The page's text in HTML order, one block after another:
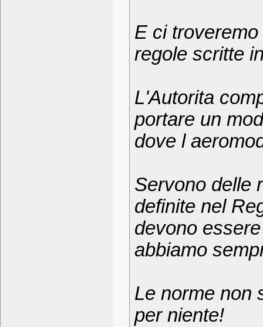
E ci
regole scritte
L'Autorita
portare un
dove l
Servono delle
definite nel
devono
abbiamo
Le norme non
per niente!